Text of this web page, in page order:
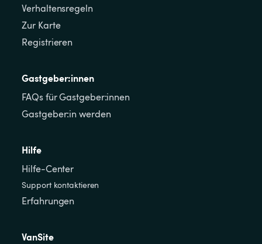
Verhaltensregeln
Zur Karte
Registrieren
Gastgeber:innen
FAQs für Gastgeber:innen
Gastgeber:in werden
Hilfe
Hilfe-Center
Support kontaktieren
Erfahrungen
VanSite